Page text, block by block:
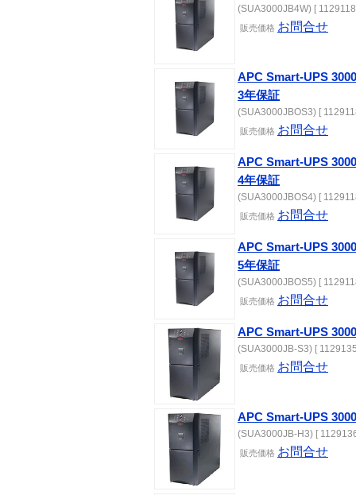
(SUA3000JB4W) [
販売価格 お問合せ
APC Smart-UPS
3年保証
(SUA3000JBOS3) [
販売価格 お問合せ
APC Smart-UPS
4年保証
(SUA3000JBOS4) [
販売価格 お問合せ
APC Smart-UPS
5年保証
(SUA3000JBOS5) [
販売価格 お問合せ
APC Smart-UPS
(SUA3000JB-S3) [
販売価格 お問合せ
APC Smart-UPS
(SUA3000JB-H3) [
販売価格 お問合せ